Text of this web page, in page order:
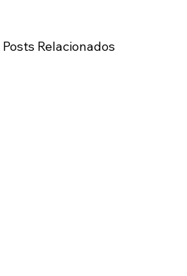
Posts Relacionados